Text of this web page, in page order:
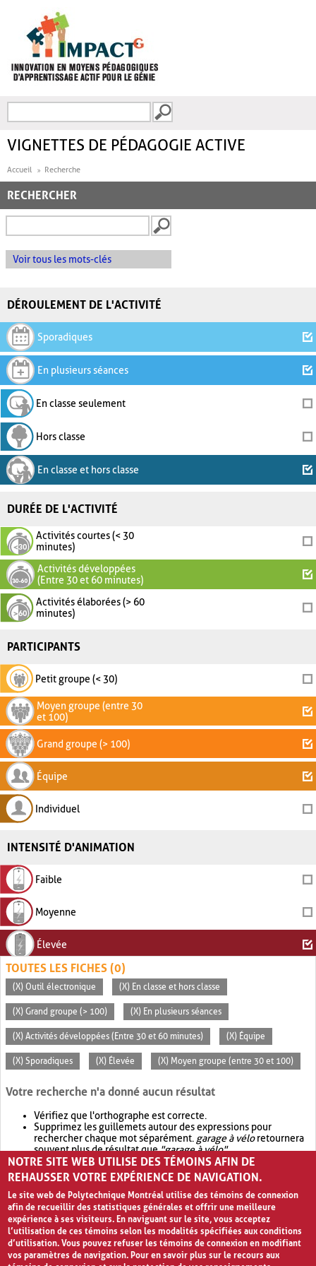
FORMULAIRE DE
VIGNETTES DE PÉDAGOGIE ACTIVE
Accueil Recherche
RECHERCHER
Voir tous les mots-clés
DÉROULEMENT DE L'ACTIVITÉ
Sporadiques
En plusieurs séances
En classe seulement
Hors classe
En classe et hors classe
DURÉE DE L'ACTIVITÉ
Activités courtes (< 30
minutes)
Activités développées
(Entre 30 et 60 minutes)
Activités élaborées (> 60
minutes)
PARTICIPANTS
Petit groupe (< 30)
Moyen groupe (entre 30
et 100)
Grand groupe (> 100)
Équipe
Individuel
INTENSITÉ D'ANIMATION
Faible
Moyenne
Élevée
TOUTES LES FICHES (0)
(X) Outil électronique (X) En classe et hors classe
(X) Grand groupe (> 100) (X) En plusieurs séances
(X) Activités développées (Entre 30 et 60 minutes) (X) Équipe
(X) Sporadiques (X) Élevée (X) Moyen groupe (entre 30 et 100)
Votre recherche n'a donné aucun résultat
Vérifiez que l'orthographe est correcte.
Supprimez les guillemets autour des expressions pour
rechercher chaque mot séparément. garage à véloretournera
souvent plus de résultat que"garage à vélo".
Envisagez d'élargir votre recherche avec OR.garage OR vélo
retournera souvent plus de résultat quegarage à vélo
NOTRE SITE WEB UTILISE DES TÉMOINS AFIN DE
REHAUSSER VOTRE EXPÉRIENCE DE NAVIGATION.
Le site web de Polytechnique Montréal utilise des témoins de connexion
afin de recueillir des statistiques générales et offrir une meilleure
expérience à ses visiteurs. En naviguant sur le site, vous acceptez
l’utilisation de ces témoins selon les modalités spécifiées aux conditions
d’utilisation. Vous pouvez refuser les témoins de connexion en modifiant
vos paramètres de navigation. Pour en savoir plus sur le recours aux